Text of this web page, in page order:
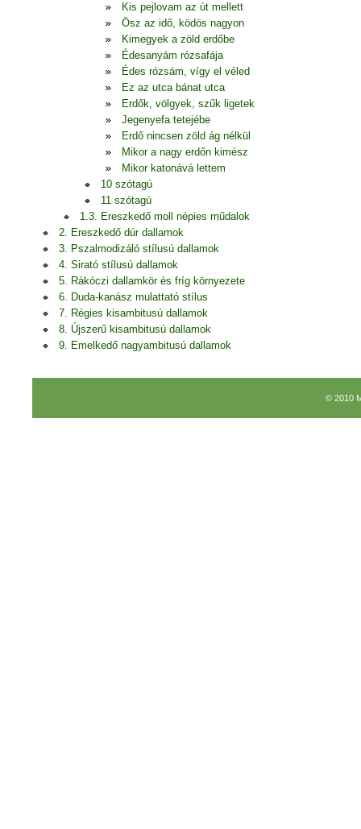
Kis pejlovam az út mellett
Ösz az idő, ködös nagyon
Kimegyek a zöld erdőbe
Édesanyám rózsafája
Édes rózsám, vígy el véled
Ez az utca bánat utca
Erdők, völgyek, szűk ligetek
Jegenyefa tetejébe
Erdő nincsen zöld ág nélkül
Mikor a nagy erdőn kimész
Mikor katonává lettem
10 szótagú
11 szótagú
1.3. Ereszkedő moll népies műdalok
2. Ereszkedő dúr dallamok
3. Pszalmodizáló stílusú dallamok
4. Sirató stílusú dallamok
5. Rákóczi dallamkör és fríg környezete
6. Duda-kanász mulattató stílus
7. Régies kisambitusú dallamok
8. Újszerű kisambitusú dallamok
9. Emelkedő nagyambitusú dallamok
© 2010